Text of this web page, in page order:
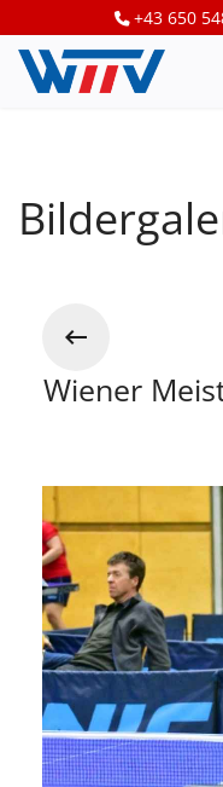
+43 650
Wiener